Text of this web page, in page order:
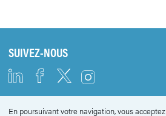
SUIVEZ-NOUS
En poursuivant votre navigation, vous